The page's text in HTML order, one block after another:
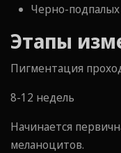
Черно-
Этапы
Пигментация
8-12 недель
Начинается
меланоцитов.